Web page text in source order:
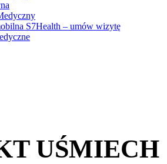
S7Health – umów wizytę
UŚMIECH